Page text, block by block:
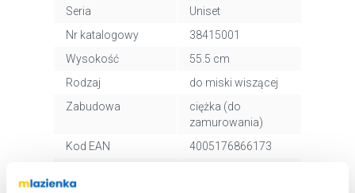
Seria
Uniset
Nr katalogowy
38415001
Wysokość
55.5 cm
Rodzaj
do miski wiszącej
Zabudowa
ciężka (do
zamurowania)
Kod EAN
4005176866173
opakowaniem